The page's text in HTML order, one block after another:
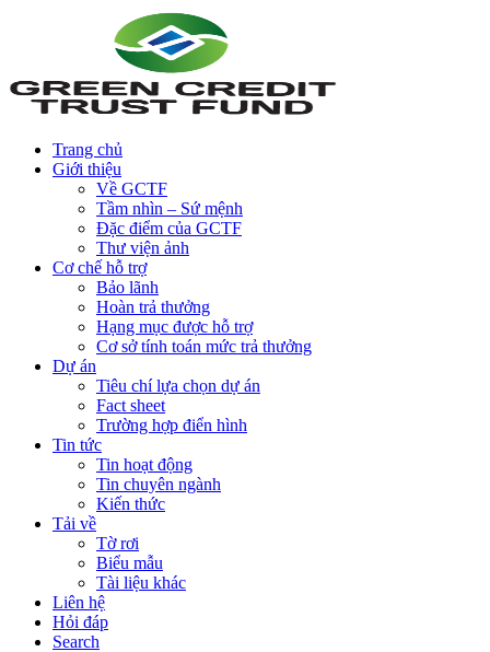
Trang chủ
Giới thiệu
Về GCTF
Tầm nhìn – Sứ mệnh
Đặc điểm của GCTF
Thư viện ảnh
Cơ chế hỗ trợ
Bảo lãnh
Hoàn trả thưởng
Hạng mục được hỗ trợ
Cơ sở tính toán mức trả thưởng
Dự án
Tiêu chí lựa chọn dự án
Fact sheet
Trường hợp điển hình
Tin tức
Tin hoạt động
Tin chuyên ngành
Kiến thức
Tải về
Tờ rơi
Biểu mẫu
Tài liệu khác
Liên hệ
Hỏi đáp
Search